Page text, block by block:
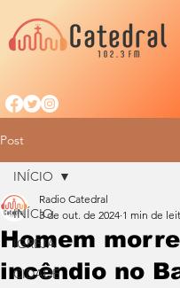
Post
INÍCIO
IGREJA
CIDADE
INÍCIO
Homem
incêndio no
Radio Catedral
3 de out. de 2024 1 min de